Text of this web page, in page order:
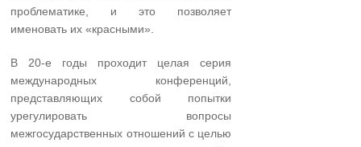
проблематике, и это позволяет
именовать их «красными».
В 20-е годы проходит целая серия
международных конференций,
представляющих собой попытки
урегулировать вопросы
межгосударственных отношений с целью